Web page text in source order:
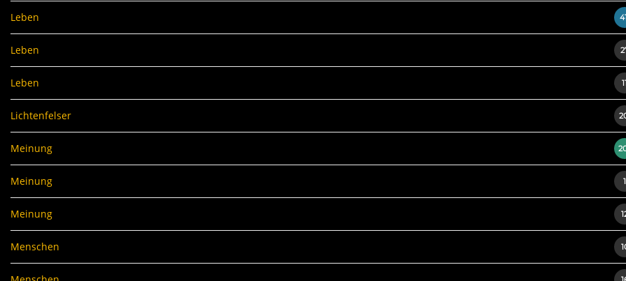
Leben
Leben
Leben
Lichtenfelser
Meinung
Meinung 1
Meinung
Menschen